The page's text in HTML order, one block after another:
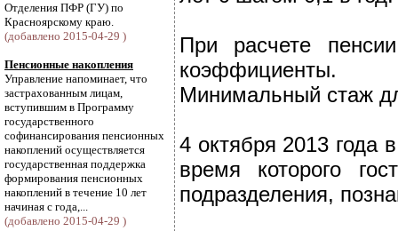
Отделения ПФР (ГУ) по
Красноярскому краю.
(добавлено 2015-04-29 )
Пенсионные накопления
Управление напоминает, что
застрахованным лицам,
вступившим в Программу
государственного
софинансирования пенсионных
накоплений осуществляется
государственная поддержка
формирования пенсионных
накоплений в течение 10 лет
начиная с года,...
(добавлено 2015-04-29 )
При расчете
коэффициенты.
Минимальный стаж
4 октября 2013 года
время которого
подразделения,